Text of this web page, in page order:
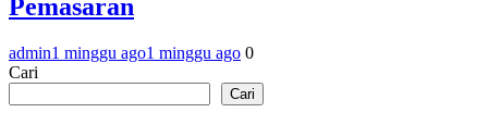
Pemasaran
admin1 minggu ago1 minggu ago 0
Cari
Cari